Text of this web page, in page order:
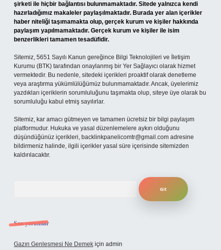
şirketi ile hiçbir bağlantısı bulunmamaktadır. Sitede yalnızca kendi
hazırladığımız makaleler paylaşılmaktadır. Burada yer alan içerikler
haber niteliği taşımamakta olup, gerçek kurum ve kişiler hakkında
paylaşım yapılmamaktadır. Gerçek kurum ve kişiler ile isim
benzerlikleri tamamen tesadüfidir.
Sitemiz, 5651 Sayılı Kanun gereğince Bilgi Teknolojileri ve İletişim
Kurumu (BTK) tarafından onaylanmış bir Yer Sağlayıcı olarak hizmet
vermektedir. Bu nedenle, sitedeki içerikleri proaktif olarak denetleme
veya araştırma yükümlülüğümüz bulunmamaktadır. Ancak, üyelerimiz
yazdıkları içeriklerin sorumluluğunu taşımakta olup, siteye üye olarak bu
sorumluluğu kabul etmiş sayılırlar.
Sitemiz, kar amacı gütmeyen ve tamamen ücretsiz bir bilgi paylaşım
platformudur. Hukuka ve yasal düzenlemelere aykırı olduğunu
düşündüğünüz içerikleri, backlinkpanelicomtr@gmail.com adresine
bildirmeniz halinde, ilgili içerikler yasal süre içerisinde sitemizden
kaldırılacaktır.
Son yorumlar
Gazın Genleşmesi Ne Demek için admin